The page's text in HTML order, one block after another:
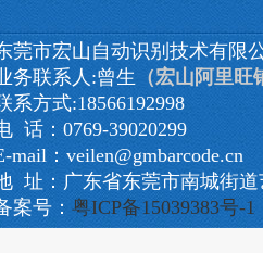
莞市宏山自动识别技术有限
务联系人:曾生 （宏山阿里旺
系方式:18566192998
话：0769-39020299
mail：veilen@gmbarcode.cn
址：广东省东莞市南城街
案号： 粤ICP备15039383号-1